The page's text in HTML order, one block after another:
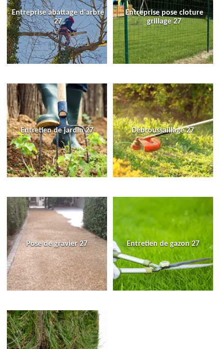
Entreprise abattage d'arbre
27
Entreprise pose cloture
grillage 27
Entretien de jardin 27 Débroussaillage 27
Pose de gravier 27 Entretien de gazon 27